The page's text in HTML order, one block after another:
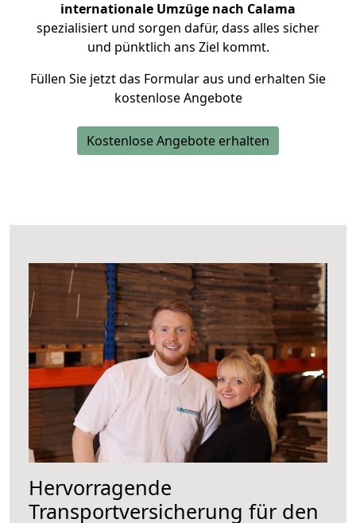
internationale Umzüge nach Calama
spezialisiert und sorgen dafür, dass alles sicher
und pünktlich ans Ziel kommt.
Füllen Sie jetzt das Formular aus und erhalten Sie
kostenlose Angebote
Kostenlose Angebote erhalten
Hervorragende
Transportversicherung für den